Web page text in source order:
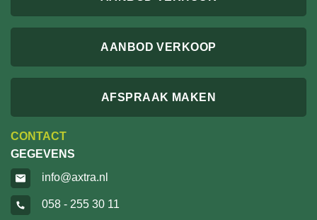
AANBOD VERKOOP
AFSPRAAK MAKEN
CONTACT
GEGEVENS
info@axtra.nl
058 - 255 30 11